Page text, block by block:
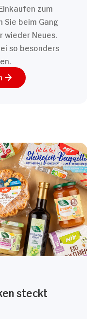
zum
Sie beim Gang
wieder Neues.
so besonders
steckt